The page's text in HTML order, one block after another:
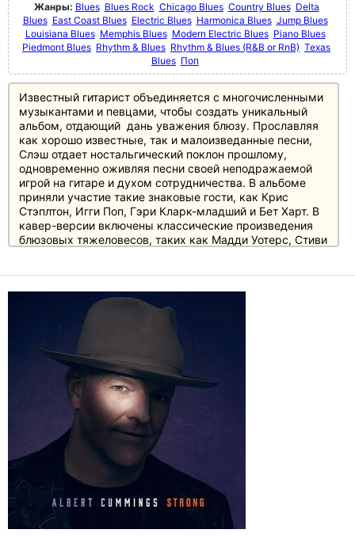
Жанры: Blues Blues Rock Chicago Blues Country Blues Delta
Blues East Coast Blues Electric Blues Harmonica Blues Jump Blues
Louisiana Blues Memphis Blues Modern Electric Blues Piano Blues
Piedmont Blues Rhythm & Blues Rhythm & Blues (R&B or RnB) Texas
Blues Поп
Известный гитарист объединяется с многочисленными
музыкантами и певцами, чтобы создать уникальный
альбом, отдающий дань уважения блюзу. Прославляя
как хорошо известные, так и малоизведанные песни,
Слэш отдает ностальгический поклон прошлому,
одновременно оживляя песни своей неподражаемой
игрой на гитаре и духом сотрудничества. В альбоме
приняли участие такие знаковые гости, как Крис
Стэплтон, Игги Поп, Гэри Кларк-младший и Бет Харт. В
кавер-версии включены классические произведения
блюзовых тяжеловесов, таких как Мадди Уотерс, Стиви